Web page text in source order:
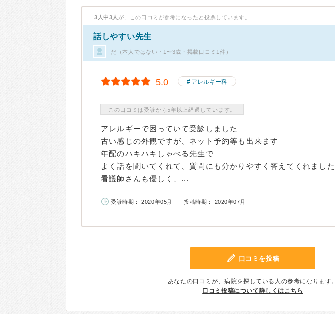
3人中3人 が、この口コミが参考になったと投票しています。
話しやすい先生
だ（本人ではない・1〜3歳・掲載口コミ1件）
5.0 アレルギー科
この口コミは受診から5年以上経過しています。
アレルギーで困っていて受診しました
古い感じの外観ですが、ネット予約等も出来ます
年配のハキハキしゃべる先生で
よく話を聞いてくれて、質問にも分かりやすく答えてくれました
看護師さんも優しく、...
受診時期： 2020年05月 投稿時期： 2020年07月
口コミを投稿
あなたの口コミが、病院を探している人の参考になります。
口コミ投稿について詳しくはこちら